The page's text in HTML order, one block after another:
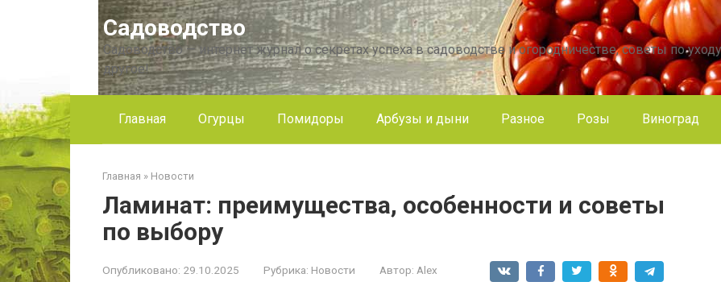
Садоводство
Садоводство — интернет журнал о секретах успеха в садоводстве и огородничестве, советы по
другое!
Главная Огурцы Помидоры Арбузы и дыни Разное Розы Виноград
Главная » Новости
Ламинат: преимущества, особенности и советы
по выбору
Опубликовано: 29.10.2025 Рубрика: Новости Автор: Alex